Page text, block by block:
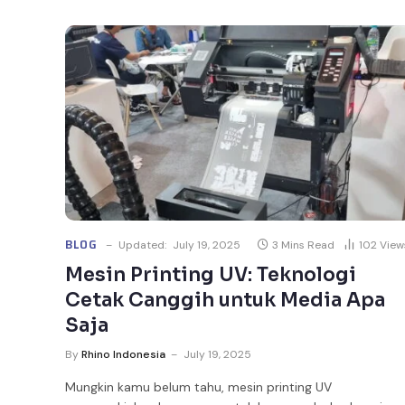
BLOG Updated: July 19, 2025 3 Mins Read 102
Mesin Printing UV: Teknologi
Cetak Canggih untuk Media Apa
Saja
ByRhino Indonesia July 19, 2025
Mungkin kamu belum tahu, mesin printing UV